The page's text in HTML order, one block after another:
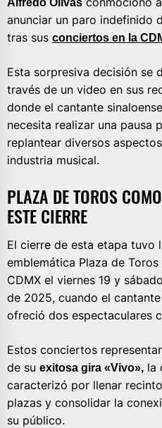
Alfredo Olivas
anunciar un paro indefinido
tras sus conciertos en la
Esta sorpresiva decisión se
través de un video en sus
donde el cantante
necesita realizar una pausa
replantear diversos
industria musical.
PLAZA DE TOROS
ESTE CIERRE
El cierre de esta etapa tuvo
emblemática Plaza de
CDMX el viernes 19 y
de 2025, cuando el
ofreció dos espectaculares
Estos conciertos
de su exitosa gira «Vivo», la
caracterizó por llenar
plazas y consolidar la
su público.